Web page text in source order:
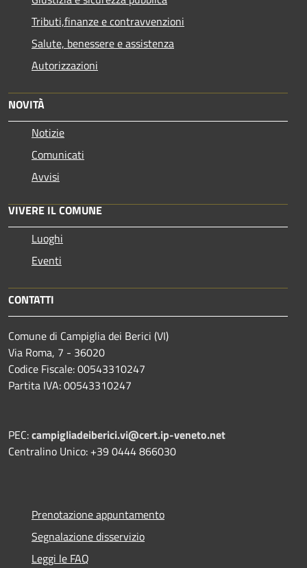
Tributi,finanze e contravvenzioni
Salute, benessere e assistenza
Autorizzazioni
NOVITÀ
Notizie
Comunicati
Avvisi
VIVERE IL COMUNE
Luoghi
Eventi
CONTATTI
Comune di Campiglia dei Berici (VI)
Via Roma, 7 - 36020
Codice Fiscale: 00543310247
Partita IVA: 00543310247
PEC:campigliadeiberici.vi@cert.ip-veneto.net
Centralino Unico: +39 0444 866030
Prenotazione appuntamento
Segnalazione disservizio
Leggi le FAQ